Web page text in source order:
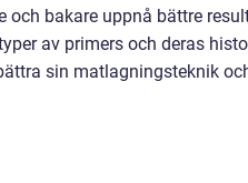
och bakare uppnå bättre
av primers och deras
sin matlagningsteknik